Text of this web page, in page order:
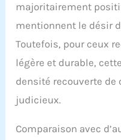
majoritairement
mentionnent le désir
Toutefois, pour ceux
légère et durable,
densité recouverte
judicieux.
Comparaison avec